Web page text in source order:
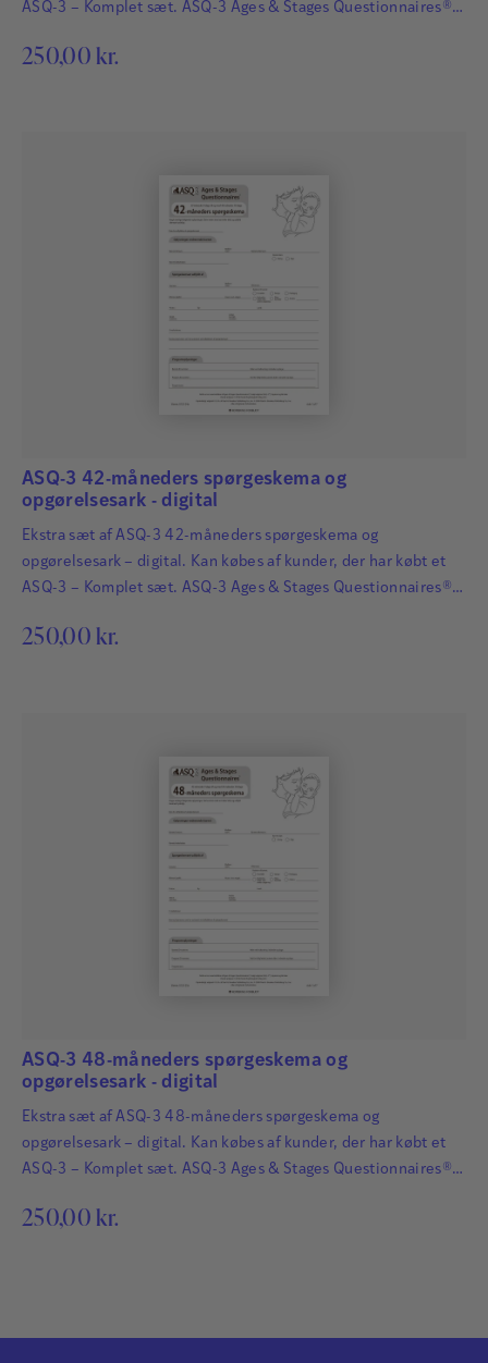
ASQ-3 – Komplet sæt. ASQ-3 Ages & Stages Questionnaires®
hos småbørn. Det har afgørende betydning for børns fremtid,
250,00 kr.
ASQ-3 42-måneders spørgeskema og
opgørelsesark - digital
Ekstra sæt af ASQ-3 42-måneders spørgeskema og
opgørelsesark – digital. Kan købes af kunder, der har købt et
ASQ-3 – Komplet sæt. ASQ-3 Ages & Stages Questionnaires®
hos småbørn. Det har afgørende betydning for børns fremtid,
250,00 kr.
ASQ-3 48-måneders spørgeskema og
opgørelsesark - digital
Ekstra sæt af ASQ-3 48-måneders spørgeskema og
opgørelsesark – digital. Kan købes af kunder, der har købt et
ASQ-3 – Komplet sæt. ASQ-3 Ages & Stages Questionnaires®
hos småbørn. Det har afgørende betydning for børns fremtid,
250,00 kr.